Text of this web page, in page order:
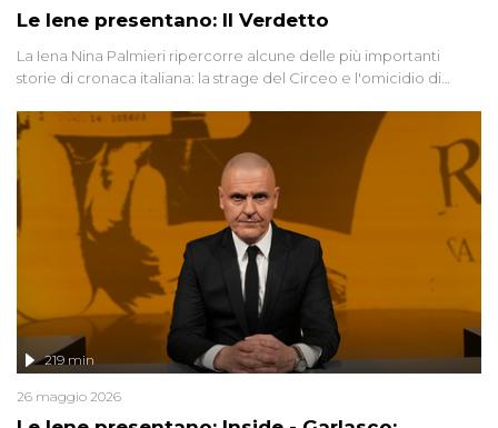
Le Iene presentano: Il Verdetto
La Iena Nina Palmieri ripercorre alcune delle più importanti
storie di cronaca italiana: la strage del Circeo e l'omicidio di
219 min
26 maggio 2026